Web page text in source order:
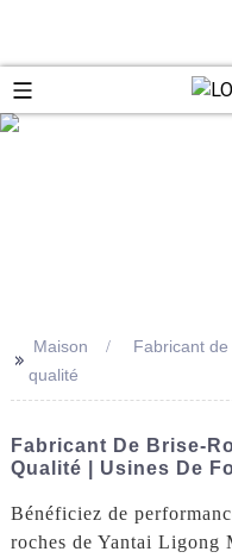
>>
Maison
Fabricant
qualité
Fabricant De Brise-
Qualité | Usines De
Bénéficiez de
roches de Yantai Ligong